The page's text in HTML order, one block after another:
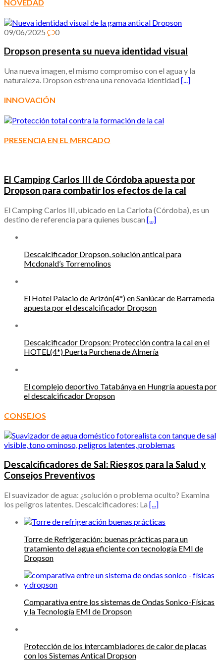
NOVEDAD
09/06/2025 0
Dropson presenta su nueva identidad visual
Una nueva imagen, el mismo compromiso con el agua y la
naturaleza. Dropson estrena una renovada identidad [...]
INNOVACIÓN
PRESENCIA EN EL MERCADO
El Camping Carlos III de Córdoba apuesta por
Dropson para combatir los efectos de la cal
El Camping Carlos III, ubicado en La Carlota (Córdoba), es un
destino de referencia para quienes buscan [...]
Descalcificador Dropson, solución antical para
Mcdonald’s Torremolinos
El Hotel Palacio de Arizón(4*) en Sanlúcar de Barrameda
apuesta por el descalcificador Dropson
Descalcificador Dropson: Protección contra la cal en el
HOTEL(4*) Puerta Purchena de Almería
El complejo deportivo Tatabánya en Hungría apuesta por
el descalcificador Dropson
CONSEJOS
Descalcificadores de Sal: Riesgos para la Salud y
Consejos Preventivos
El suavizador de agua: ¿solución o problema oculto? Examina
los peligros latentes. Descalcificadores: La [...]
Torre de Refrigeración: buenas prácticas para un
tratamiento del agua eficiente con tecnología EMI de
Dropson
Comparativa entre los sistemas de Ondas Sonico-Físicas
y la Tecnología EMI de Dropson
Protección de los intercambiadores de calor de placas
con los Sistemas Antical Dropson